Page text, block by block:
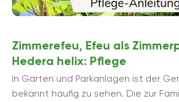
Zimmerefeu, Efeu als
Hedera helix: Pflege
In Gärten und Parkanlagen ist der
bekannt häufig zu sehen. Die zur